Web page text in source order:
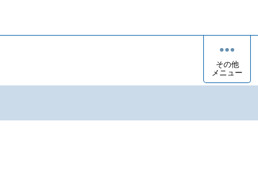
その他
メニュー